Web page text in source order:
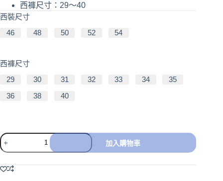
西褲尺寸：29～40
西裝尺寸
46
48 50 52 54
西褲尺寸
29
30 31 32 33 34
35
36
38 40
加入購物車
l